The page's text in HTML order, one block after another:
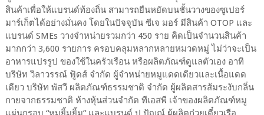
สินค้าเพื่อให้แบรนด์ท้องถิ่น สามารถยืนหยัดบนชั้นวางของซูเปอร์
มาร์เก็ตได้อย่างมั่นคง โดยในปัจจุบัน ซีเจ มอร์ มีสินค้า OTOP และ
แบรนด์ SMEs วางจำหน่ายรวมกว่า 450 ราย คิดเป็นจำนวนสินค้า
มากกว่า 3,600 รายการ ครอบคลุมหลากหลายหมวดหมู่ ไม่ว่าจะเป็น
อาหารแปรรูป ของใช้ในครัวเรือน หรือผลิตภัณฑ์ดูแลตัวเอง อาทิ
บริษัท วิลาวรรณ์ ฟู้ดส์ จำกัด ผู้จำหน่ายหมูแดดเดียวและเนื้อแดด
เดียว บริษัท พัสวี ผลิตภัณฑ์ธรรมชาติ จำกัด ผู้ผลิตสารส้มระงับกลิ่น
กายจากธรรมชาติ ห้างหุ้นส่วนจำกัด ทีเอสพี เจ้าของผลิตภัณฑ์หมู